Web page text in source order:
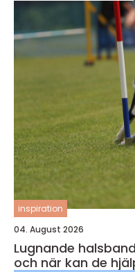
inspiration
04. August 2026
Lugnande halsband för hund
och när kan de